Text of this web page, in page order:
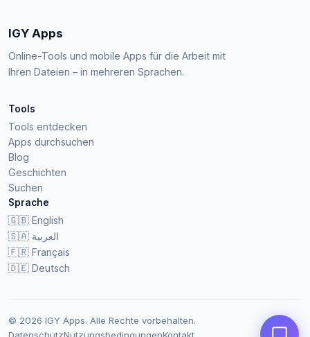
IGY Apps
Online-Tools und mobile Apps für die Arbeit mit
Ihren Dateien – in mehreren Sprachen.
Tools
Tools entdecken
Apps durchsuchen
Blog
Geschichten
Suchen
Sprache
🇬🇧 English
🇸🇦 العربية
🇫🇷 Français
🇩🇪 Deutsch
© 2026 IGY Apps. Alle Rechte vorbehalten.